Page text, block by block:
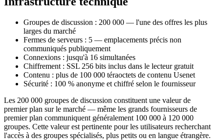
Groupes de discussion : 200 000 — l'une des offres les plus
larges du marché
Fermes de serveurs : 5 — emplacements précis non
communiqués publiquement
Connexions : jusqu'à 16 simultanées
Chiffrement : SSL 256 bits inclus dans le lecteur gratuit
Contenu : plus de 100 000 téraoctets de contenu Usenet
Sécurité : 100 % anonyme et chiffré selon le fournisseur
Les 200 000 groupes de discussion constituent une valeur de
premier plan sur le marché — même les grands fournisseurs de
premier plan communiquent généralement 100 000 à 120 000
groupes. Cette valeur est pertinente pour les utilisateurs recherchant
l'accès à des groupes spécialisés, plus petits ou en langue étrangère.